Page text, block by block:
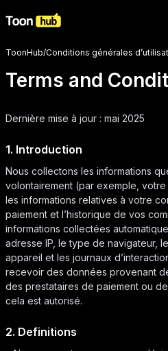
ToonHub/Conditions générales
Terms and
Dernière mise à jour : mai 2025
1. Introduction
Nous collectons les informations
volontairement (par exemple, votre
les informations relatives à votre
paiement et l’historique de vos
informations collectées
adresse IP, le type de navigateur,
appareil et les journaux
recevoir des données provenant
des prestataires de paiement ou
cela est autorisé.
2. Definitions